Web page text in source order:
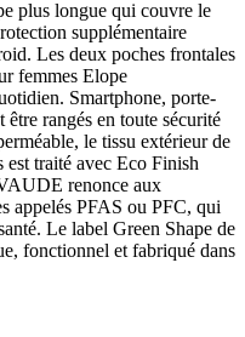
plus longue qui couvre le
supplémentaire
Les deux poches frontales
femmes Elope
Smartphone, porte-
rangés en toute sécurité
le tissu extérieur de
est traité avec Eco Finish
renonce aux
appelés PFAS ou PFC, qui
Le label Green Shape de
fonctionnel et fabriqué dans